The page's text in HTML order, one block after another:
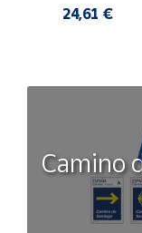
24,61 €
Camino